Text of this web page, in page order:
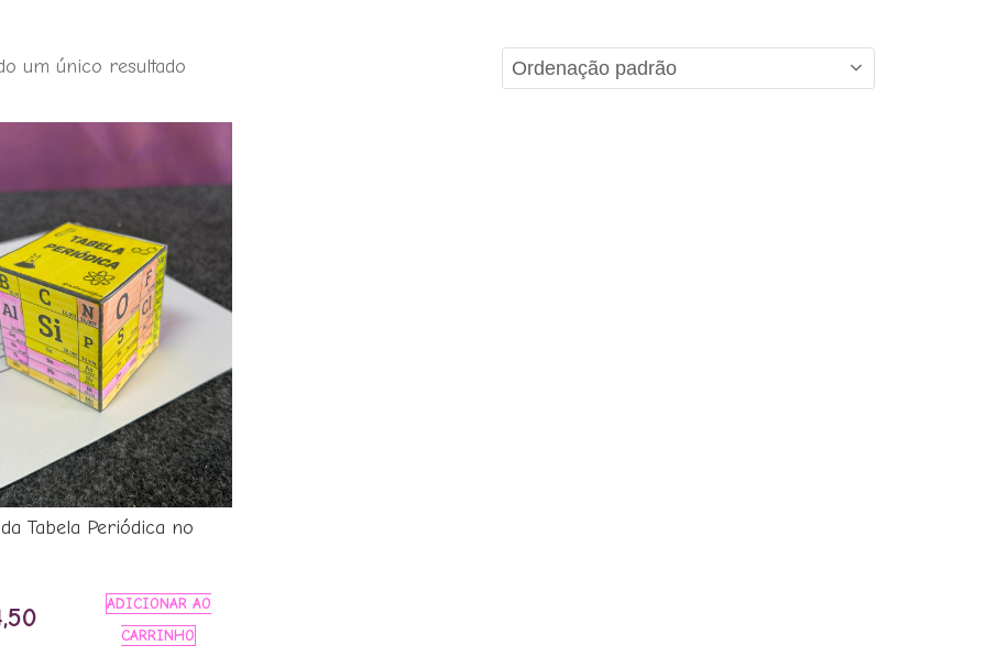
um único resultado
Tabela Periódica no
ADICIONAR AO
CARRINHO